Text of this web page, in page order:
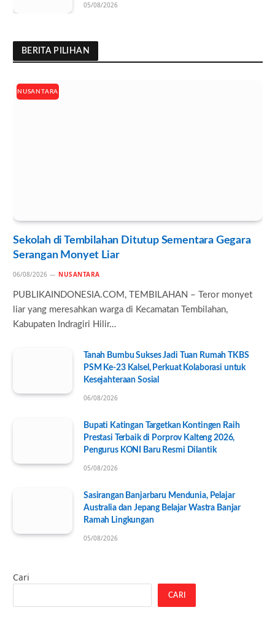
05/08/2026
BERITA PILIHAN
NUSANTARA
Sekolah di Tembilahan Ditutup Sementara Gegara
Serangan Monyet Liar
06/08/2026 NUSANTARA
PUBLIKAINDONESIA.COM, TEMBILAHAN – Teror monyet
liar yang meresahkan warga di Kecamatan Tembilahan,
Kabupaten Indragiri Hilir…
Tanah Bumbu Sukses Jadi Tuan Rumah TKBS
PSM Ke-23 Kalsel, Perkuat Kolaborasi untuk
Kesejahteraan Sosial
06/08/2026
Bupati Katingan Targetkan Kontingen Raih
Prestasi Terbaik di Porprov Kalteng 2026,
Pengurus KONI Baru Resmi Dilantik
05/08/2026
Sasirangan Banjarbaru Mendunia, Pelajar
Australia dan Jepang Belajar Wastra Banjar
Ramah Lingkungan
05/08/2026
Cari
CARI